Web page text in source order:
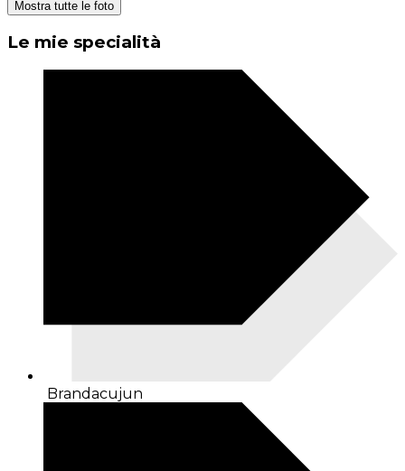
Mostra tutte le foto
Le mie specialità
Brandacujun